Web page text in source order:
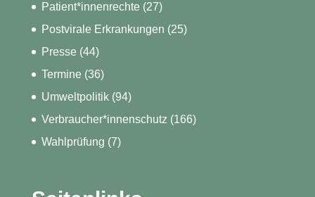
Patient*innenrechte(27)
Postvirale Erkrankungen (25)
Presse(44)
Termine(36)
Umweltpolitik(94)
Verbraucher*innenschutz (166)
Wahlprüfung (7)